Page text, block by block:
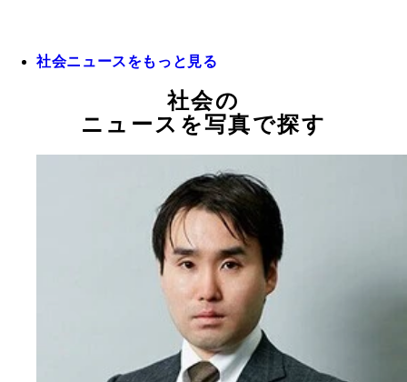
社会ニュースをもっと見る
社会の
ニュースを写真で探す